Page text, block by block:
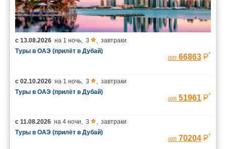
с 13.08.2026 на 1 ночь, 3 , завтраки
Туры в ОАЭ (прилёт в Дубай)
от 66863 *
с 02.10.2026 на 1 ночь, 3 , завтраки
Туры в ОАЭ (прилёт в Дубай)
от 51961 *
с 11.08.2026 на 4 ночи, 3 , завтраки
Туры в ОАЭ (прилёт в Дубай)
от 70204 *